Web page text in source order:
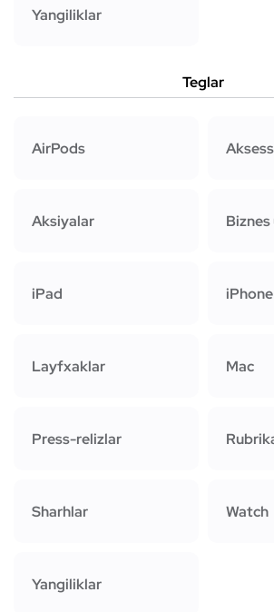
Yangiliklar
Teglar
AirPods
Aksiyalar Biznes
iPad iPhone
Layfxaklar Mac
Press-relizlar
Sharhlar Watch
Yangiliklar